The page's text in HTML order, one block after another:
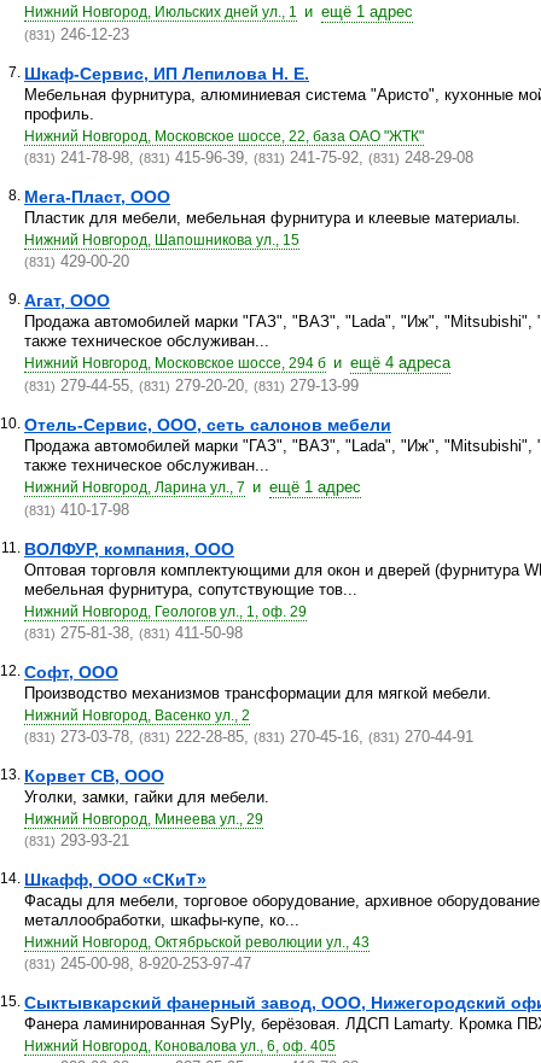
Нижний Новгород, Июльских дней ул., 1 и ещё 1 адрес
(831) 246-12-23
7. Шкаф-Сервис, ИП Лепилова Н. Е.
Мебельная фурнитура, алюминиевая система "Аристо", кухонные
профиль.
Нижний Новгород, Московское шоссе, 22, база ОАО "ЖТК"
(831) 241-78-98, (831) 415-96-39, (831) 241-75-92, (831) 248-29-08
8. Мега-Пласт, ООО
Пластик для мебели, мебельная фурнитура и клеевые материалы.
Нижний Новгород, Шапошникова ул., 15
(831) 429-00-20
9. Агат, ООО
Продажа автомобилей марки "ГАЗ", "ВАЗ", "Lada", "Иж", "Mitsubishi",
также техническое обслуживан...
Нижний Новгород, Московское шоссе, 294 б и ещё 4 адреса
(831) 279-44-55, (831) 279-20-20, (831) 279-13-99
10. Отель-Сервис, ООО, сеть салонов мебели
Продажа автомобилей марки "ГАЗ", "ВАЗ", "Lada", "Иж", "Mitsubishi",
также техническое обслуживан...
Нижний Новгород, Ларина ул., 7 и ещё 1 адрес
(831) 410-17-98
11. ВОЛФУР, компания, ООО
Оптовая торговля комплектующими для окон и дверей (фурнитура
мебельная фурнитура, сопутствующие тов...
Нижний Новгород, Геологов ул., 1, оф. 29
(831) 275-81-38, (831) 411-50-98
12. Софт, ООО
Производство механизмов трансформации для мягкой мебели.
Нижний Новгород, Васенко ул., 2
(831) 273-03-78, (831) 222-28-85, (831) 270-45-16, (831) 270-44-91
13. Корвет СВ, ООО
Уголки, замки, гайки для мебели.
Нижний Новгород, Минеева ул., 29
(831) 293-93-21
14. Шкафф, ООО «СКиТ»
Фасады для мебели, торговое оборудование, архивное
металлообработки, шкафы-купе, ко...
Нижний Новгород, Октябрьской революции ул., 43
(831) 245-00-98, 8-920-253-97-47
15. Сыктывкарский фанерный завод, ООО, Нижегородский
Фанера ламинированная SyPly, берёзовая. ЛДСП Lamarty. Кромка
Нижний Новгород, Коновалова ул., 6, оф. 405